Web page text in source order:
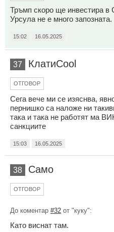
Тръмп скоро ще инвестира в
Урсула не е много запозната.
15:02 16.05.2025
37 КлатиCool
ОТГОВОР
Сега вече ми се изяснва,
пернишко са наложе ни
така и така не работят ма
санкциите
15:03 16.05.2025
38 Само
ОТГОВОР
До коментар #32 от "куку":
Като виснат там.